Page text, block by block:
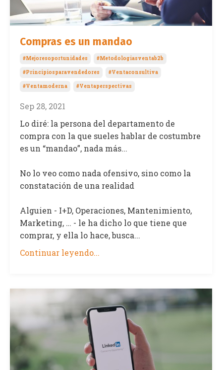
Compras es un mandao
#mejoresoportunidades #metodologiasventab2b
#principiosparavendedores #ventaconsultiva
#ventamoderna #ventaperspectivas
Sep 28, 2021
Lo diré: la persona del departamento de
compra con la que sueles hablar de costumbre
es un “mandao”, nada más...
No lo veo como nada ofensivo, sino como la
constatación de una realidad
Alguien - I+D, Operaciones, Mantenimiento,
Marketing, … - le ha dicho lo que tiene que
comprar, y ella lo hace, busca...
Continuar leyendo...